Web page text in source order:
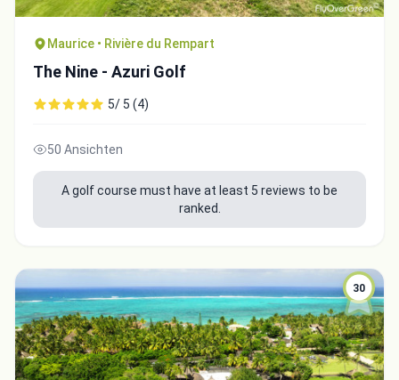
Maurice • Rivière du Rempart
The Nine - Azuri Golf
5/ 5 (4)
50 Ansichten
A golf course must have at least 5 reviews to be
ranked.
30